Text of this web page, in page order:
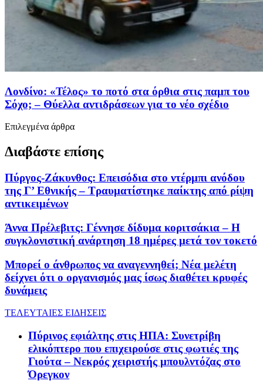
Λονδίνο: «Τέλος» το ποτό στα όρθια στις παμπ του
Σόχο; – Θύελλα αντιδράσεων για το νέο σχέδιο
Επιλεγμένα άρθρα
Διαβάστε επίσης
Πύργος-Ζάκυνθος: Επεισόδια στο ντέρμπι ανόδου
της Γ’ Εθνικής – Τραυματίστηκε παίκτης από ρίψη
αντικειμένων
Άννα Πρέλεβιτς: Γέννησε δίδυμα κοριτσάκια – Η
συγκλονιστική ανάρτηση 18 ημέρες μετά τον τοκετό
Μπορεί ο άνθρωπος να αναγεννηθεί; Νέα μελέτη
δείχνει ότι ο οργανισμός μας ίσως διαθέτει κρυφές
δυνάμεις
ΤΕΛΕΥΤΑΙΕΣ ΕΙΔΗΣΕΙΣ
Πύρινος εφιάλτης στις ΗΠΑ: Συνετρίβη
ελικόπτερο που επιχειρούσε στις φωτιές της
Γιούτα – Νεκρός χειριστής μπουλντόζας στο
Όρεγκον